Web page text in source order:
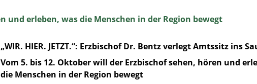
und erleben, was die Menschen in der Region bewegt
„WIR. HIER. JETZT.“: Erzbischof Dr. Bentz verlegt Amtssitz ins
Vom 5. bis 12. Oktober will der Erzbischof sehen, hören und
die Menschen in der Region bewegt